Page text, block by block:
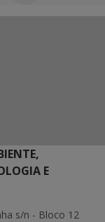
E
s/n - Bloco 12